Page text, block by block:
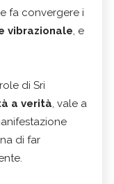
fa convergere i
vibrazionale, e
di Sri
a verità, vale a
di far